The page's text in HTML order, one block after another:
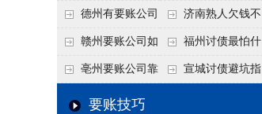
人的连带责任怎么追 什么？
口太多？2026年这3
句反问话术，直接把
他后路堵死
何有效要账讨债？20
26年合法追债经验总
结！
德州有要账公司
吗？如何合法讨债才
不沾风险？
济南熟人欠钱不
还？
赣州要账公司如
何有效讨债？合法追
债四步秘籍
福州讨债最怕什
么？2026年这两个关
亳州要账公司靠
谱吗？合法讨债四步
宣城讨债避坑指
要账技巧